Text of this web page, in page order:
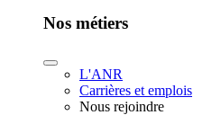
Nos métiers
L'ANR
Carrières et emplois
Nous rejoindre